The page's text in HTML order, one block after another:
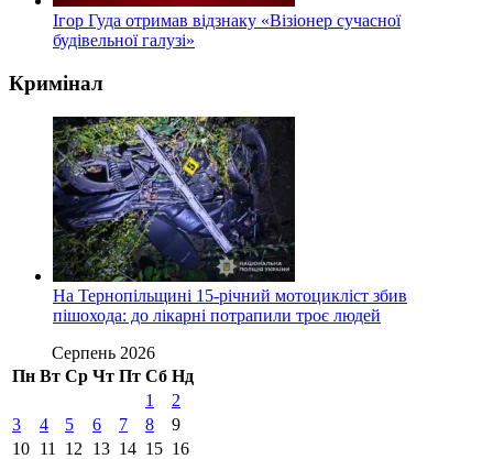
Ігор Гуда отримав відзнаку «Візіонер сучасної
будівельної галузі»
Кримінал
На Тернопільщині 15-річний мотоцикліст збив
пішохода: до лікарні потрапили троє людей
Серпень 2026
Пн Вт Ср Чт Пт Сб Нд
1
2
3
4 5 6 7 8
9
10 11 12 13 14 15 16